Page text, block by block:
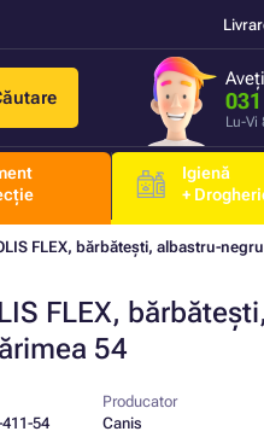
Lu-Vi
Igienă
+
FLEX, bărbătești, albastru-
FLEX, bărbătești,
54
54
Producator
Canis